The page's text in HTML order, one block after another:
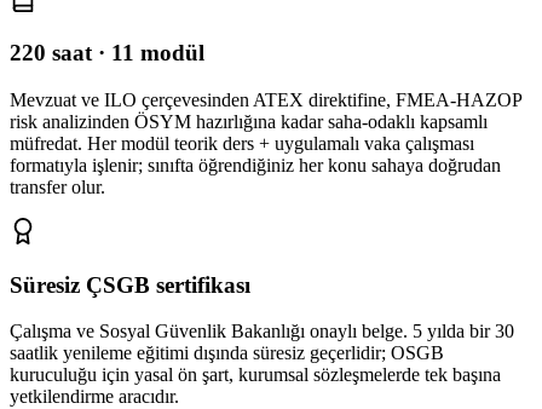
220 saat · 11 modül
Mevzuat ve ILO çerçevesinden ATEX direktifine, FMEA-HAZOP
risk analizinden ÖSYM hazırlığına kadar saha-odaklı kapsamlı
müfredat. Her modül teorik ders + uygulamalı vaka çalışması
formatıyla işlenir; sınıfta öğrendiğiniz her konu sahaya doğrudan
transfer olur.
Süresiz ÇSGB sertifikası
Çalışma ve Sosyal Güvenlik Bakanlığı onaylı belge. 5 yılda bir 30
saatlik yenileme eğitimi dışında süresiz geçerlidir; OSGB
kuruculuğu için yasal ön şart, kurumsal sözleşmelerde tek başına
yetkilendirme aracıdır.